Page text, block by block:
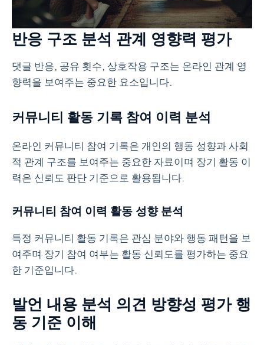
반응 구조 분석 관계 영향력 평가
댓글 반응, 공유 횟수, 상호작용 구조는 온라인 관계 영
향력을 보여주는 중요한 요소입니다.
커뮤니티 활동 기록 참여 이력 분석
온라인 커뮤니티 참여 기록은 개인의 행동 성향과 사회
적 관계 구조를 보여주는 중요한 자료이며 장기 활동 이
력은 신뢰도 판단 기준으로 활용됩니다.
커뮤니티 참여 이력 활동 성향 분석
특정 커뮤니티 활동 기록은 관심 분야와 행동 패턴을 보
여주며 장기 참여 여부는 활동 신뢰도를 평가하는 중요
한 기준입니다.
발언 내용 분석 의견 방향성 평가 행
동 기준 이해